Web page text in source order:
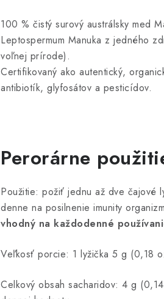
100 % čistý surový austrálsky med
Leptospermum Manuka z jedného
voľnej prírode).
Certifikovaný ako autentický,
antibiotík, glyfosátov a pesticídov.
Perorárne
Použitie: požiť jednu až dve čajové
denne na posilnenie imunity
vhodný na každodenné
Veľkosť porcie: 1 lyžička 5 g (0,18
Celkový obsah sacharidov: 4 g